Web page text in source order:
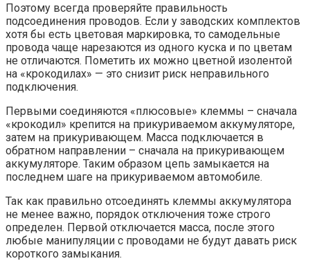
Поэтому всегда проверяйте правильность
подсоединения проводов. Если у заводских комплектов
хотя бы есть цветовая маркировка, то самодельные
провода чаще нарезаются из одного куска и по цветам
не отличаются. Пометить их можно цветной изолентой
на «крокодилах» — это снизит риск неправильного
подключения.
Первыми соединяются «плюсовые» клеммы – сначала
«крокодил» крепится на прикуриваемом аккумуляторе,
затем на прикуривающем. Масса подключается в
обратном направлении – сначала на прикуривающем
аккумуляторе. Таким образом цепь замыкается на
последнем шаге на прикуриваемом автомобиле.
Так как правильно отсоединять клеммы аккумулятора
не менее важно, порядок отключения тоже строго
определен. Первой отключается масса, после этого
любые манипуляции с проводами не будут давать риск
короткого замыкания.